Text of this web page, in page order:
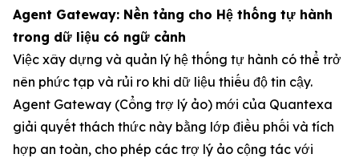
Agent Gateway: Nền tảng cho Hệ thống tự hành
trong dữ liệu có ngữ cảnh
Việc xây dựng và quản lý hệ thống tự hành có thể trở
nên phức tạp và rủi ro khi dữ liệu thiếu độ tin cậy.
Agent Gateway (Cổng trợ lý ảo) mới của Quantexa
giải quyết thách thức này bằng lớp điều phối và tích
hợp an toàn, cho phép các trợ lý ảo cộng tác với